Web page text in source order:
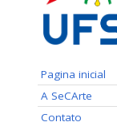
Pagina inicial
A SeCArte
Contato